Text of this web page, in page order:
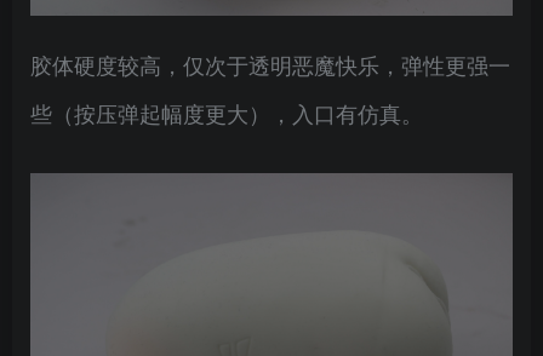
胶体硬度较高，仅次于透明恶魔快乐，弹性更强一
些（按压弹起幅度更大），入口有仿真。